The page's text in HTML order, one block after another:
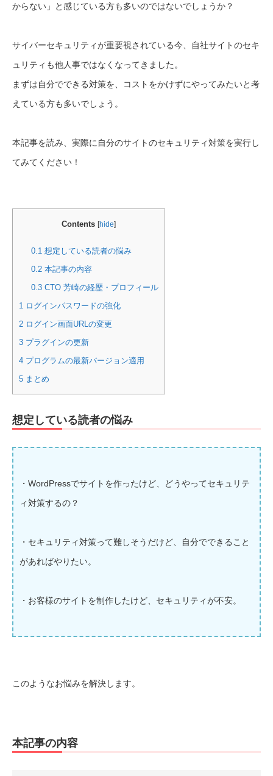
からない」と感じている方も多いのではないでしょうか？
サイバーセキュリティが重要視されている今、自社サイトのセキ
ュリティも他人事ではなくなってきました。
まずは自分でできる対策を、コストをかけずにやってみたいと考
えている方も多いでしょう。
本記事を読み、実際に自分のサイトのセキュリティ対策を実行し
てみてください！
Contents [hide]
0.1 想定している読者の悩み
0.2本記事の内容
0.3CTO 芳崎の経歴・プロフィール
1 ログインパスワードの強化
2 ログイン画面URLの変更
3 プラグインの更新
4 プログラムの最新バージョン適用
5 まとめ
想定している読者の悩み
・WordPressでサイトを作ったけど、どうやってセキュリテ
ィ対策するの？
・セキュリティ対策って難しそうだけど、自分でできること
があればやりたい。
・お客様のサイトを制作したけど、セキュリティが不安。
このようなお悩みを解決します。
本記事の内容